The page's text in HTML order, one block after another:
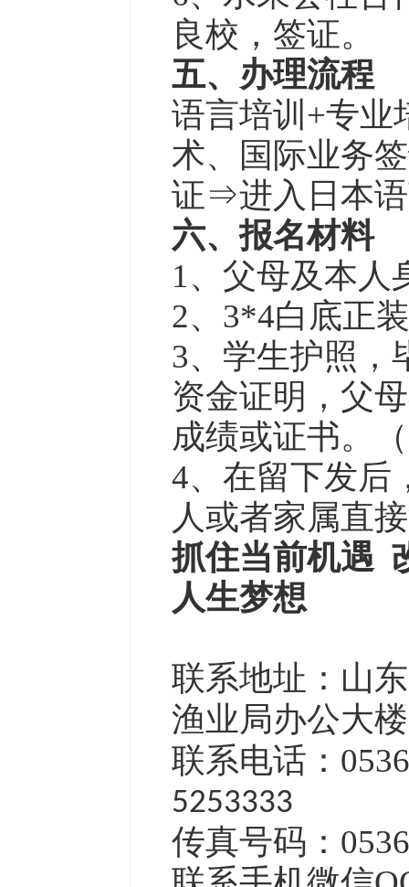
良校，签证。
五、办理流程
语言培训+专业
术、国际业务
证⇒进入日本
六、报名材料
1、父母及本人
2、3*4白底正
3、学生护照，
资金证明，父
成绩或证书。
4、在留下发后
人或者家属直
抓住当前机遇
人生梦想
联系地址：山
渔业局办公大楼
联系电话：
5253333
传真号码：